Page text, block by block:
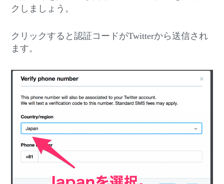
クしましょう。
クリックすると認証コードがTwitterから送信され
ます。